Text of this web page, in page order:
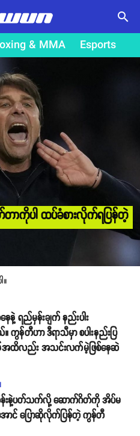
search
& MMA Esports
ာကိုပါ ထပ်ခံစားလိုက်ရပြန်တဲ့
။
နဲ့ ရည်မှန်းချက် နည်းပါး
။ ကွန်တီဟာ ဒီရာသီမှာ စပါးနည်းပြ
အထိလည်း အသင်းလက်မဲ့ဖြစ်နေဆဲ
နဲ့ပတ်သက်လို့ ဆောက်ဂိတ်ကို အိပ်မ
ောင် ပြောဆိုလိုက်ပြန်တဲ့ ကွန်တီ